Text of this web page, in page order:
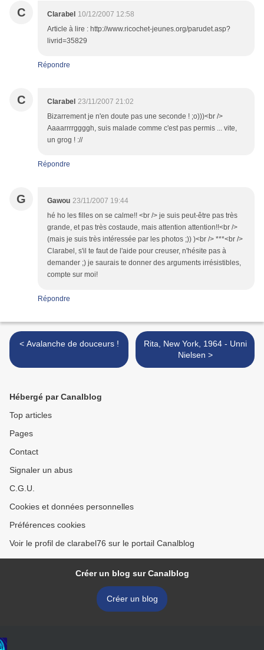
C Clarabel 10/12/2007 12:58
Article à lire : http://www.ricochet-jeunes.org/parudet.asp?
livrid=35829
Répondre
C Clarabel 23/11/2007 21:02
Bizarrement je n'en doute pas une seconde ! ;o)))<br />
Aaaarrrrggggh, suis malade comme c'est pas permis ... vite,
un grog ! ://
Répondre
G Gawou 23/11/2007 19:44
hé ho les filles on se calme!! <br /> je suis peut-être pas très
grande, et pas très costaude, mais attention attention!!<br />
(mais je suis très intéressée par les photos ;)) )<br /> ***<br />
Clarabel, s'il te faut de l'aide pour creuser, n'hésite pas à
demander ;) je saurais te donner des arguments irrésistibles,
compte sur moi!
Répondre
< Avalanche de douceurs !
Rita, New York, 1964 - Unni
Nielsen >
Hébergé par Canalblog
Top articles
Pages
Contact
Signaler un abus
C.G.U.
Cookies et données personnelles
Préférences cookies
Voir le profil de clarabel76 sur le portail Canalblog
Créer un blog sur Canalblog
Créer un blog